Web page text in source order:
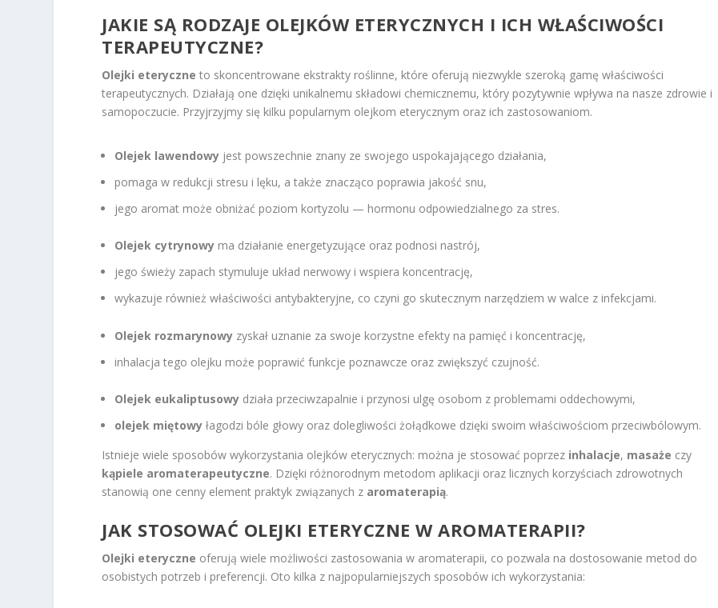
JAKIE SĄ RODZAJE OLEJKÓW ETERYCZNYCH I ICH WŁAŚCIWOŚCI
TERAPEUTYCZNE?
Olejki eteryczne to skoncentrowane ekstrakty roślinne, które oferują niezwykle szeroką gamę właściwości
terapeutycznych. Działają one dzięki unikalnemu składowi chemicznemu, który pozytywnie wpływa na nasze zdrowie i
samopoczucie. Przyjrzyjmy się kilku popularnym olejkom eterycznym oraz ich zastosowaniom.
Olejek lawendowy jest powszechnie znany ze swojego uspokajającego działania,
pomaga w redukcji stresu i lęku, a także znacząco poprawia jakość snu,
jego aromat może obniżać poziom kortyzolu — hormonu odpowiedzialnego za stres.
Olejek cytrynowy ma działanie energetyzujące oraz podnosi nastrój,
jego świeży zapach stymuluje układ nerwowy i wspiera koncentrację,
wykazuje również właściwości antybakteryjne, co czyni go skutecznym narzędziem w walce z infekcjami.
Olejek rozmarynowy zyskał uznanie za swoje korzystne efekty na pamięć i koncentrację,
inhalacja tego olejku może poprawić funkcje poznawcze oraz zwiększyć czujność.
Olejek eukaliptusowy działa przeciwzapalnie i przynosi ulgę osobom z problemami oddechowymi,
olejek miętowy łagodzi bóle głowy oraz dolegliwości żołądkowe dzięki swoim właściwościom przeciwbólowym.
Istnieje wiele sposobów wykorzystania olejków eterycznych: można je stosować poprzez inhalacje, masaże czy
kąpiele aromaterapeutyczne. Dzięki różnorodnym metodom aplikacji oraz licznych korzyściach zdrowotnych
stanowią one cenny element praktyk związanych z aromaterapią.
JAK STOSOWAĆ OLEJKI ETERYCZNE W AROMATERAPII?
Olejki eteryczne oferują wiele możliwości zastosowania w aromaterapii, co pozwala na dostosowanie metod do
osobistych potrzeb i preferencji. Oto kilka z najpopularniejszych sposobów ich wykorzystania: